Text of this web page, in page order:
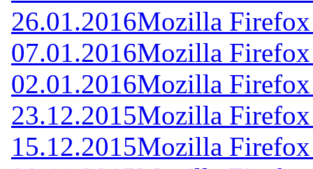
26.01.2016Mozilla
07.01.2016Mozilla
02.01.2016Mozilla
23.12.2015Mozilla
15.12.2015Mozilla